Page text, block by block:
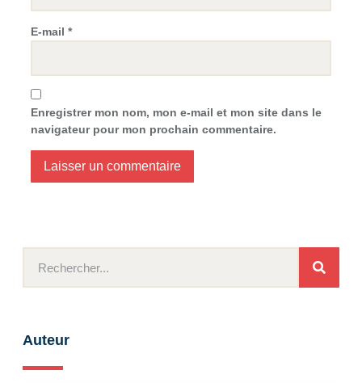
E-mail *
Enregistrer mon nom, mon e-mail et mon site dans le
navigateur pour mon prochain commentaire.
Auteur